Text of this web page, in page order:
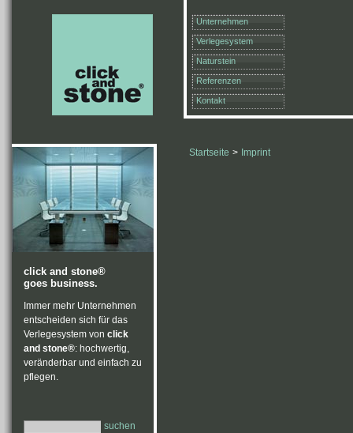
Unternehmen
Verlegesystem
Naturstein
Referenzen
Kontakt
Startseite > Imprint
click and stone®
goes business.
Immer mehr Unternehmen
entscheiden sich für das
Verlegesystem von click
and stone®: hochwertig,
veränderbar und einfach zu
pflegen.
suchen